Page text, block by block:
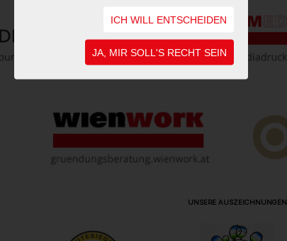
ICH WILL ENTSCHEIDEN
JA, MIR SOLL'S RECHT SEIN
UNSERE AUSZEICHNUNGEN